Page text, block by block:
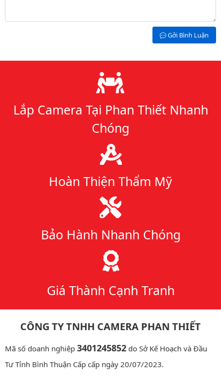
Gởi Bình Luận
Lý do chọn chúng tôi
Lắp Camera Tại Phan Thiết Nhanh
Chóng
Hoàn Thiện Thẩm Mỹ
Bảo Hành Nhanh Chóng
Giá Thành Cạnh Tranh
CÔNG TY TNHH CAMERA PHAN THIẾT
Mã số doanh nghiệp 3401245852 do Sở Kế Hoạch và Đầu
Tư Tỉnh Bình Thuận Cấp cấp ngày 20/07/2023.